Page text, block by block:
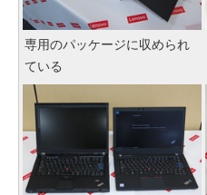
専用のパッケージに収められ
ている